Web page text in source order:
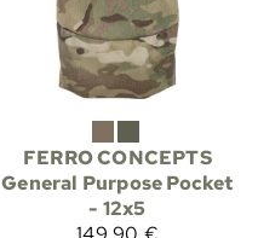
FERRO CONCEPTS
General Purpose Pocket
- 12x5